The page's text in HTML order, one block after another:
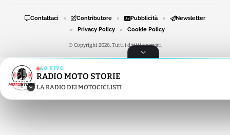
© Copyright 2026, Tutti i diritti riservati
Contattaci Contributore Pubblicità
Newsletter
Privacy Policy
Cookie Policy
AO VIVO
RADIO MOTO STORIE
LA RADIO DEI MOTOCICLISTI